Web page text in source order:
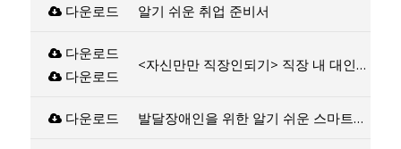
다운로드 알기 쉬운 취업 준비서
다운로드
다운로드
<자신만만 직장인되기> 직장 내 대인관계 향상 프로그램
다운로드 발달장애인을 위한 알기 쉬운 스마트폰 활용법